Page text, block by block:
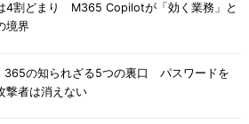
4割どまり M365 Copilotが「効く業務」と
境界
の知られざる5つの裏口 パスワードを
撃者は消えない